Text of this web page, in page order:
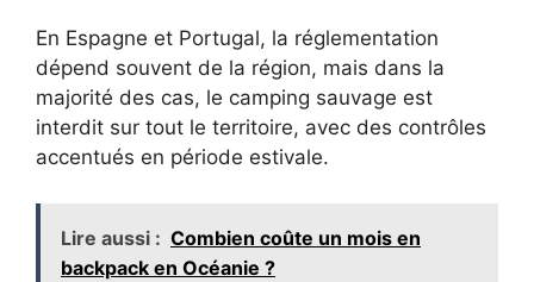
En Espagne et Portugal, la réglementation
dépend souvent de la région, mais dans la
majorité des cas, le camping sauvage est
interdit sur tout le territoire, avec des contrôles
accentués en période estivale.
Lire aussi : Combien coûte un mois en
backpack en Océanie ?